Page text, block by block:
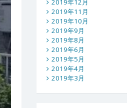
2019年12月
2019年11月
2019年10月
2019年9月
2019年8月
2019年6月
2019年5月
2019年4月
2019年3月